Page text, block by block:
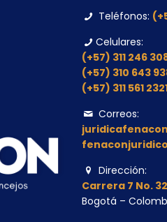
Teléfonos:
Celulares:
(+57) 311 246
(+57) 310 643
(+57) 311 561
Correos:
Dirección:
Carrera 7 No.
Bogotá –